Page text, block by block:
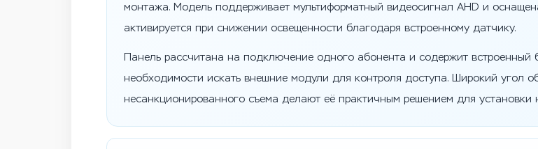
монтажа. Модель поддерживает мультиформатный видеосигнал AHD и
активируется при снижении освещенности благодаря встроенному датчику.
Панель рассчитана на подключение одного абонента и содержит встроенный
необходимости искать внешние модули для контроля доступа. Широкий угол
несанкционированного съема делают её практичным решением для